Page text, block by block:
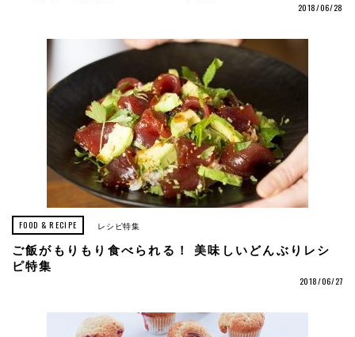
2018/06/28
FOOD & RECIPE レシピ特集
ご飯がもりもり食べられる！ 美味しいどんぶりレシ
ピ特集
2018/06/27